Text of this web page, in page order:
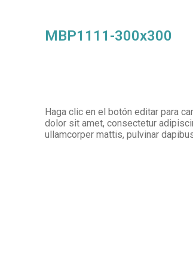
MBP1111-300x300
Haga clic en el botón editar para
dolor sit amet, consectetur
ullamcorper mattis, pulvinar